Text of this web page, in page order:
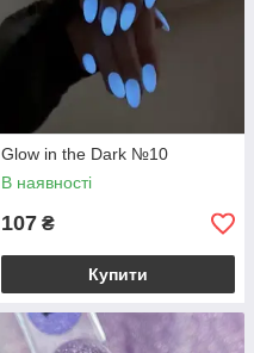
Glow in the Dark №10
В наявності
107 ₴
Купити